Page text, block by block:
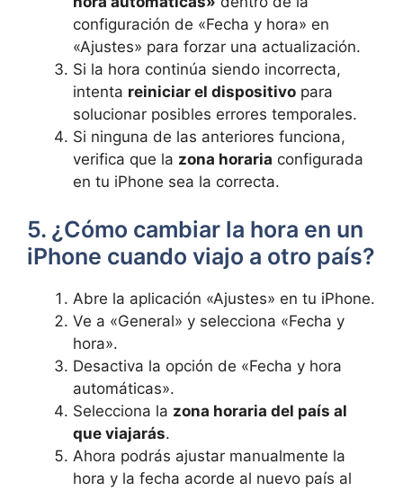
configuración ‍de «Fecha y‌ hora» ⁤en
«Ajustes» para forzar una actualización.
Si la hora continúa siendo incorrecta,
intenta reiniciar el dispositivo para
solucionar ‍posibles errores temporales.
Si ninguna de las anteriores funciona,
verifica que la zona horaria configurada
en tu iPhone sea la correcta.
5. ¿Cómo cambiar la hora en un
iPhone cuando viajo a otro país?
Abre la aplicación «Ajustes» en tu iPhone.
Ve a «General» y selecciona «Fecha y
hora».
Desactiva la opción de «Fecha y hora⁣
automáticas».
Selecciona la zona horaria del país al
que⁢ viajarás.
Ahora⁤ podrás‍ ajustar manualmente la
hora y la fecha acorde al nuevo país al